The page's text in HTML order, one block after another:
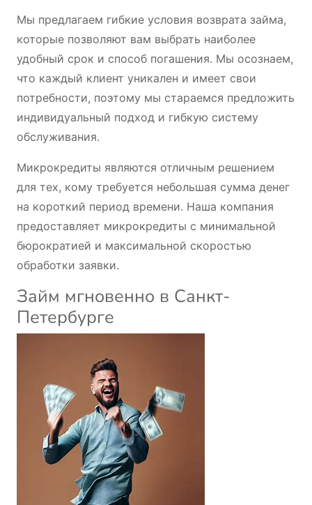
Мы предлагаем гибкие условия возврата займа,
которые позволяют вам выбрать наиболее
удобный срок и способ погашения. Мы осознаем,
что каждый клиент уникален и имеет свои
потребности, поэтому мы стараемся предложить
индивидуальный подход и гибкую систему
обслуживания.
Микрокредиты являются отличным решением
для тех, кому требуется небольшая сумма денег
на короткий период времени. Наша компания
предоставляет микрокредиты с минимальной
бюрократией и максимальной скоростью
обработки заявки.
Займ мгновенно в Санкт-
Петербурге